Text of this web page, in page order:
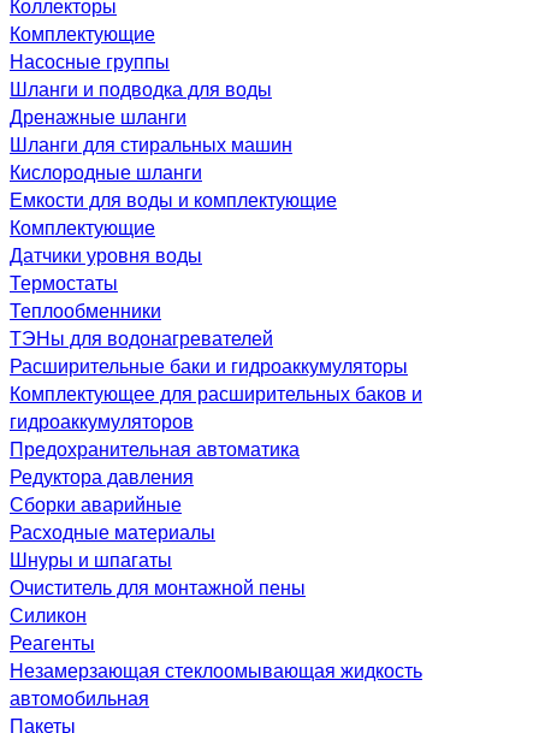
Комплектующие
Насосные группы
Шланги и подводка для воды
Дренажные шланги
Шланги для стиральных машин
Кислородные шланги
Емкости для воды и комплектующие
Комплектующие
Датчики уровня воды
Термостаты
Теплообменники
ТЭНы для водонагревателей
Расширительные баки и гидроаккумуляторы
Комплектующее для расширительных баков и
гидроаккумуляторов
Предохранительная автоматика
Редуктора давления
Сборки аварийные
Расходные материалы
Шнуры и шпагаты
Очиститель для монтажной пены
Силикон
Реагенты
Незамерзающая стеклоомывающая жидкость
автомобильная
Пакеты